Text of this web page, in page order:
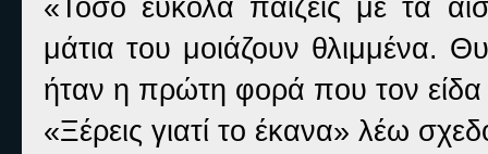
«Τόσο εύκολα παίζεις με τα
μάτια του μοιάζουν θλιμμένα.
ήταν η πρώτη φορά που τον είδα
«Ξέρεις γιατί το έκανα» λέω